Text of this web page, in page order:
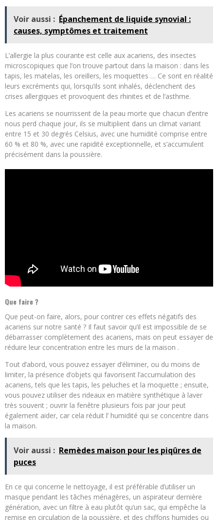
Voir aussi : Épanchement de liquide synovial :
causes, symptômes et traitement
L’allergie la plus courante est celle aux acariens, des insectes
microscopiques que l’on trouve partout dans la maison : dans les
tapis, les matelas, les oreillers, les moquettes … Ce sont en réalité
leurs excréments qui, lorsqu’ils sont inhalés, déclenchent des
crises allergiques et provoquent des rhinites et de l’asthme.
Les acariens se nourrissent de la peau morte que chacun d’entre
nous perd chaque jour, ils se multiplient dans un climat variant
entre 15 et 30 degrés Celsius, avec une humidité comprise entre
60 % et 80 %, avec une rapidité exceptionnelle, et s’accumulent
précisément dans la poussière.
Que faire ?
Que peut-on faire, alors, pour contrer ces effets négatifs des
acariens sur notre santé ? Il faut savoir qu’il est impossible de se
débarrasser complètement des acariens, mais on peut essayer de
réduire leur concentration entre les murs de la maison .
Tout d’abord, vous pouvez essayer d’éliminer, ou du moins de
limiter, la présence d’objets qui favorisent l’accumulation des
acariens, tels que les tapis, les peluches et la moquette ; ensuite,
vous pouvez utiliser des rideaux en matière synthétique à laver
très souvent ; ouvrir la fenêtre plusieurs fois par jour peut
également aider, car cela réduit l’ humidité qui se concentre dans
la maison.
Voir aussi : Remèdes maison pour les piqûres de
puces
En ce qui concerne le nettoyage, il est préférable d’utiliser un
masque pendant les tâches ménagères, un aspirateur dernière
génération, avec un filtre à eau plutôt qu’un sac, qui empêche la
remise en circulation de la poussière, et des chiffons humides ou